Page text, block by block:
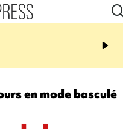
19:05
chute de 6 mètres lors
en mode basculé